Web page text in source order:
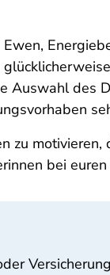
Auswahl des
zu
bei